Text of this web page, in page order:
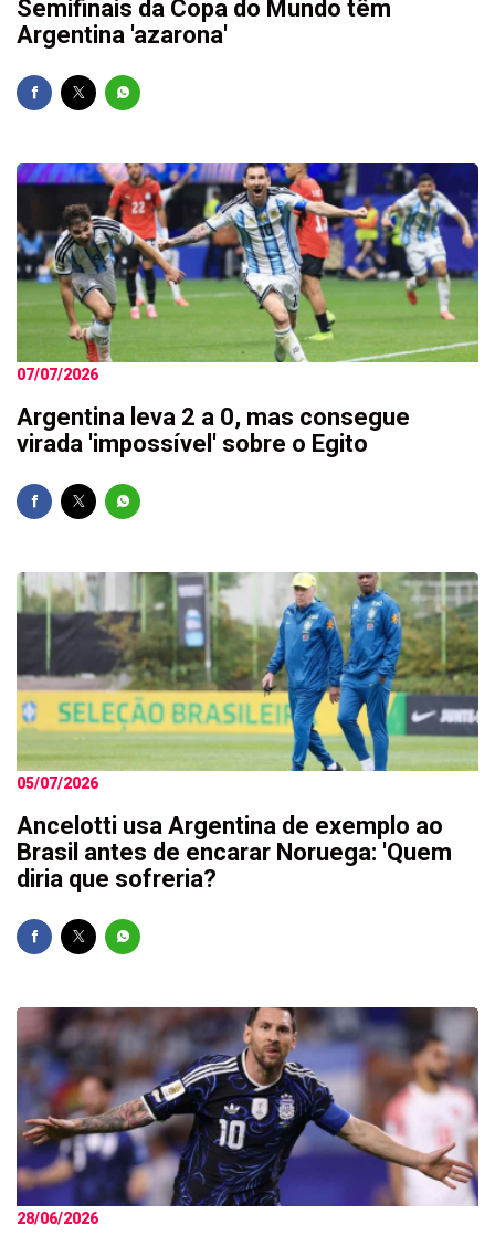
Semifinais da Copa do Mundo têm
Argentina 'azarona'
07/07/2026
Argentina leva 2 a 0, mas consegue
virada 'impossível' sobre o Egito
05/07/2026
Ancelotti usa Argentina de exemplo ao
Brasil antes de encarar Noruega: 'Quem
diria que sofreria?
28/06/2026